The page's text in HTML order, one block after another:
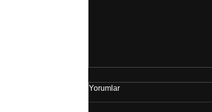
Yorumlar